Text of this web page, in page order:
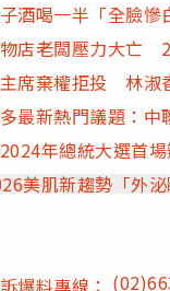
酒喝一半「全臉
店老闆壓力大亡
席棄權拒投 林淑
最新熱門議題：中
年總統大選首
美肌新趨勢「外
爆料專線：